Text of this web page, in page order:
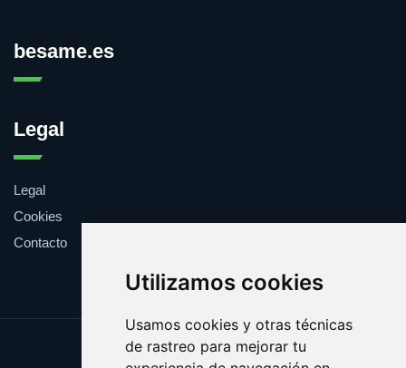
Utilizamos cookies
Usamos cookies y otras técnicas
de rastreo para mejorar tu
besame.es
Legal
Legal
Cookies
Contacto
Update cookies preferences